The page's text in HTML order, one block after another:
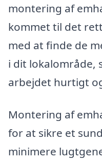
montering af
kommet til det
med at finde de
i dit lokalområde,
arbejdet hurtigt
Montering af
for at sikre et
minimere